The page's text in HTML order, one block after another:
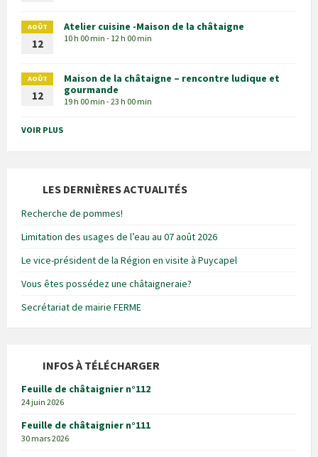
AOÛT
12
Atelier cuisine -Maison de la châtaigne
10 h 00 min - 12 h 00 min
AOÛT
12
Maison de la châtaigne – rencontre ludique et
gourmande
19 h 00 min - 23 h 00 min
VOIR PLUS
LES DERNIÈRES ACTUALITÉS
Recherche de pommes!
Limitation des usages de l’eau au 07 août 2026
Le vice-président de la Région en visite à Puycapel
Vous êtes possédez une châtaigneraie?
Secrétariat de mairie FERME
INFOS À TÉLÉCHARGER
Feuille de châtaignier n°112
24 juin 2026
Feuille de châtaignier n°111
30 mars 2026